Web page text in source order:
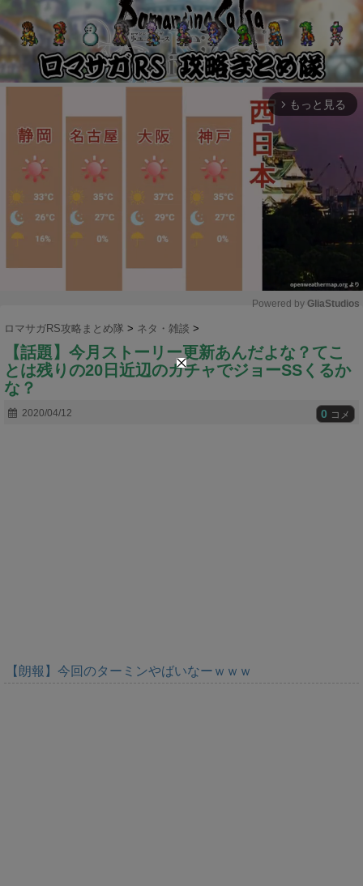
arrow_forward_ios もっと見る
u
t
Powered by GliaStudios
ロマサガRS攻略まとめ隊 > ネタ・雑談 >
【話題】今月ストーリー更新あんだよな？てこ
とは残りの20日近辺のガチャでジョーSSくるか
な？
2020/04/12 0 コメ
【朗報】今回のターミンやばいなーｗｗｗ